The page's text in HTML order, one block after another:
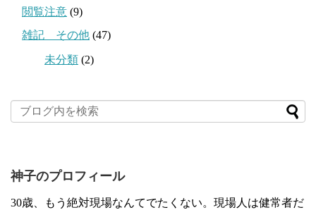
閲覧注意 (9)
雑記 その他 (47)
未分類 (2)
神子のプロフィール
30歳、もう絶対現場なんてでたくない。現場人は健常者だ